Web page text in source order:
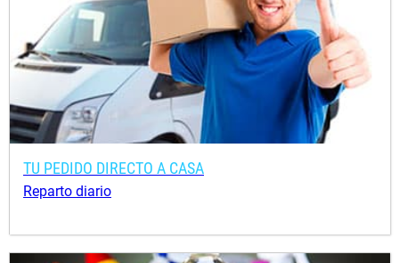
TU PEDIDO DIRECTO A CASA
Reparto diario